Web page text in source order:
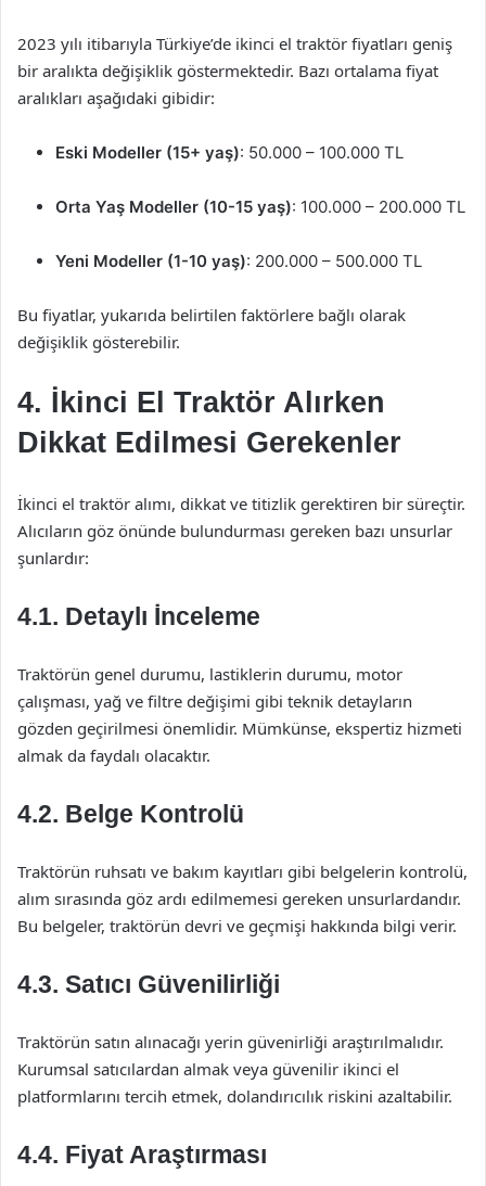
2023 yılı itibarıyla Türkiye’de ikinci el traktör fiyatları geniş
bir aralıkta değişiklik göstermektedir. Bazı ortalama fiyat
aralıkları aşağıdaki gibidir:
Eski Modeller (15+ yaş): 50.000 – 100.000 TL
Orta Yaş Modeller (10-15 yaş): 100.000 – 200.000 TL
Yeni Modeller (1-10 yaş): 200.000 – 500.000 TL
Bu fiyatlar, yukarıda belirtilen faktörlere bağlı olarak
değişiklik gösterebilir.
4. İkinci El Traktör Alırken
Dikkat Edilmesi Gerekenler
İkinci el traktör alımı, dikkat ve titizlik gerektiren bir süreçtir.
Alıcıların göz önünde bulundurması gereken bazı unsurlar
şunlardır:
4.1. Detaylı İnceleme
Traktörün genel durumu, lastiklerin durumu, motor
çalışması, yağ ve filtre değişimi gibi teknik detayların
gözden geçirilmesi önemlidir. Mümkünse, ekspertiz hizmeti
almak da faydalı olacaktır.
4.2. Belge Kontrolü
Traktörün ruhsatı ve bakım kayıtları gibi belgelerin kontrolü,
alım sırasında göz ardı edilmemesi gereken unsurlardandır.
Bu belgeler, traktörün devri ve geçmişi hakkında bilgi verir.
4.3. Satıcı Güvenilirliği
Traktörün satın alınacağı yerin güvenirliği araştırılmalıdır.
Kurumsal satıcılardan almak veya güvenilir ikinci el
platformlarını tercih etmek, dolandırıcılık riskini azaltabilir.
4.4. Fiyat Araştırması